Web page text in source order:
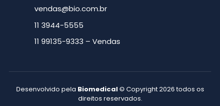
vendas@bio.com.br
11 3944-5555
11 99135-9333 – Vendas
Desenvolvido pela Biomedical© Copyright 2026 todos os
direitos reservados.